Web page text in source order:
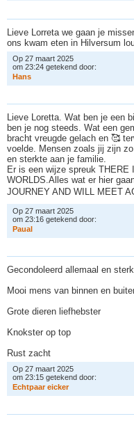
Lieve Lorreta we gaan je
ons kwam eten in Hilversum
Op 27 maart 2025
om 23:24 getekend door:
Hans
Lieve Loretta. Wat ben je een
ben je nog steeds. Wat een
bracht vreugde gelach en 🥰
voelde. Mensen zoals jij zijn
en sterkte aan je familie.
Er is een wijze spreuk THERE
WORLDS.Alles wat er hier
JOURNEY AND WILL MEET
Op 27 maart 2025
om 23:16 getekend door:
Paual
Gecondoleerd allemaal en
Mooi mens van binnen en
Grote dieren liefhebster
Knokster op top
Rust zacht
Op 27 maart 2025
om 23:15 getekend door:
Echtpaar eicker